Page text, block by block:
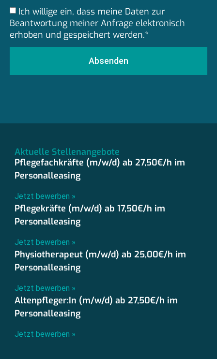
Ich willige ein, dass meine Daten zur
Beantwortung meiner Anfrage elektronisch
erhoben und gespeichert werden.*
Absenden
Aktuelle Stellenangebote
Pflegefachkräfte (m/w/d) ab 27,50€/h im
Personalleasing
Jetzt bewerben »
Pflegekräfte (m/w/d) ab 17,50€/h im
Personalleasing
Jetzt bewerben »
Physiotherapeut (m/w/d) ab 25,00€/h im
Personalleasing
Jetzt bewerben »
Altenpfleger:In (m/w/d) ab 27,50€/h im
Personalleasing
Jetzt bewerben »